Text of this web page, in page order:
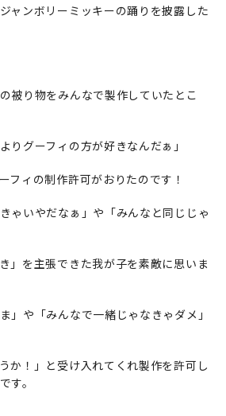
ャンボリーミッキーの踊りを披露した
被り物をみんなで製作していたとこ
りグーフィの方が好きなんだぁ」
フィの制作許可がおりたのです！
ゃいやだなぁ」や「みんなと同じじゃ
」を主張できた我が子を素敵に思いま
」や「みんなで一緒じゃなきゃダメ」
か！」と受け入れてくれ製作を許可し
す。